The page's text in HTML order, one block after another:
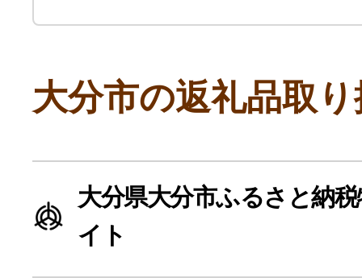
ふるさと納税徹底比較
大分市の返礼品取
大分県大分市ふるさと納
イト